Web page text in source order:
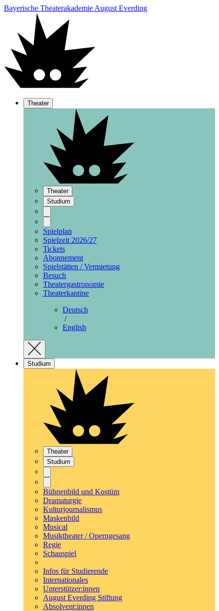
Bayerische Theaterakademie August Everding
Theater
Theater
Studium
Spielplan
Spielzeit 2026/27
Tickets
Abonnement
Spielstätten / Vermietung
Besuch
Theatergastronomie
Theaterkantine
Deutsch
/
English
Studium
Theater
Studium
Bühnenbild und Kostüm
Dramaturgie
Kulturjournalismus
Maskenbild
Musical
Musiktheater / Operngesang
Regie
Schauspiel
Infos für Studierende
Internationales
Unterstützer:innen
August Everding Stiftung
Absolvent:innen